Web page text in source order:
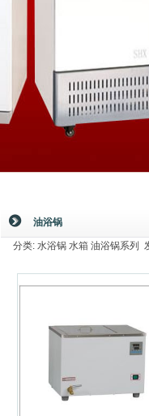
油浴锅
分类: 水浴锅 水箱 油浴锅系列